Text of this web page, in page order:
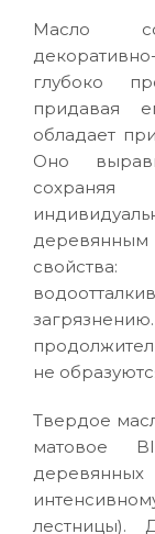
Масло
глубоко
придавая
обладает
Оно
свойства:
не
Твердое
матовое
лестницы).